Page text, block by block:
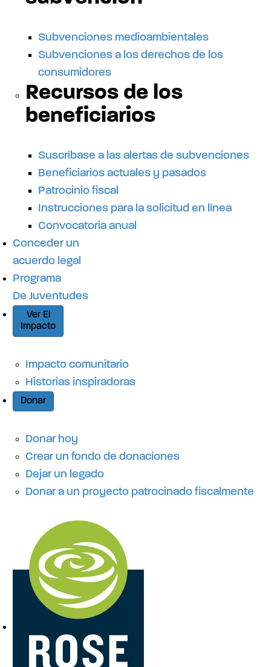
Subvenciones medioambientales
Subvenciones a los derechos de los
consumidores
Recursos de los
beneficiarios
Suscríbase a las alertas de subvenciones
Beneficiarios actuales y pasados
Patrocinio fiscal
Instrucciones para la solicitud en línea
Convocatoria anual
Conceder un
acuerdo legal
Programa
De Juventudes
Ver El
Impacto
Impacto comunitario
Historias inspiradoras
Donar
Donar hoy
Crear un fondo de donaciones
Dejar un legado
Donar a un proyecto patrocinado fiscalmente
a
v